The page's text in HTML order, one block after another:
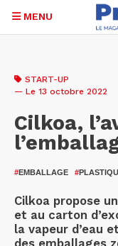
contenu
MENU
START-UP
— Le 13 octobre 2022
Cilkoa,
#EMBALLAGE #
Cilkoa propose
et au carton
la vapeur d’eau
des emballages